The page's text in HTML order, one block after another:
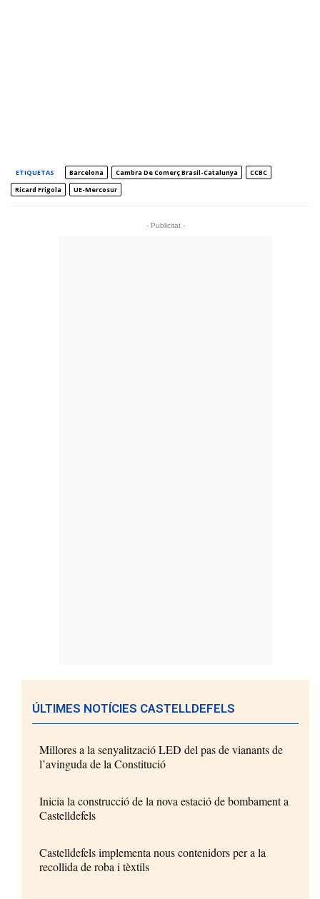
ETIQUETAS Barcelona Cambra De Comerç Brasil-Catalunya
CCBC
Ricard Frigola
UE-Mercosur
- Publicitat -
ÚLTIMES NOTÍCIES CASTELLDEFELS
Millores a la senyalització LED del pas de vianants de
l’avinguda de la Constitució
Inicia la construcció de la nova estació de bombament a
Castelldefels
Castelldefels implementa nous contenidors per a la
recollida de roba i tèxtils